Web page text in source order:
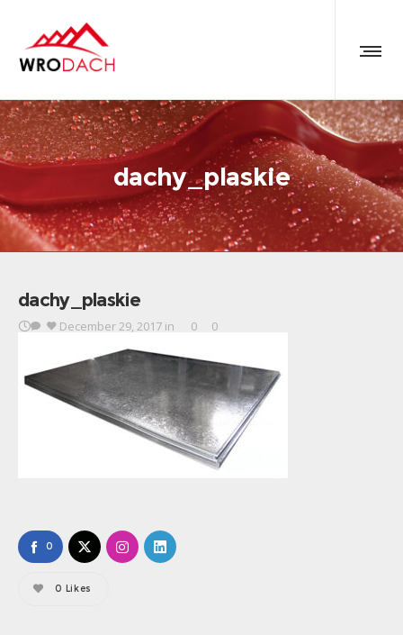
dachy_plaskie
dachy_plaskie
December 29, 2017 in 0 0
0
0 Likes